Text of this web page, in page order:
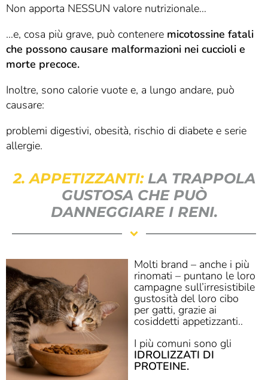
Non apporta NESSUN valore nutrizionale…
…e, cosa più grave, può contenere micotossine fatali
che possono causare malformazioni nei cuccioli e
morte precoce.
Inoltre, sono calorie vuote e, a lungo andare, può
causare:
problemi digestivi, obesità, rischio di diabete e serie
allergie.
2. APPETIZZANTI:LA TRAPPOLA
GUSTOSA CHE PUÒ
DANNEGGIARE I RENI.
Molti brand – anche i più
rinomati – puntano le loro
campagne sull’irresistibile
gustosità del loro cibo
per gatti, grazie ai
cosiddetti appetizzanti..
I più comuni sono gli
IDROLIZZATI DI
PROTEINE.